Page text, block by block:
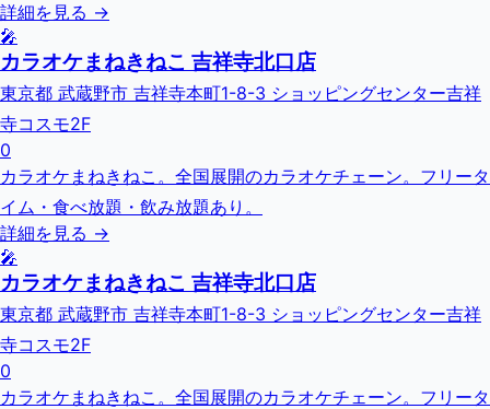
詳細を見る →
🎤
カラオケまねきねこ 吉祥寺北口店
東京都 武蔵野市 吉祥寺本町1-8-3 ショッピングセンター吉祥
寺コスモ2F
0
カラオケまねきねこ。全国展開のカラオケチェーン。フリータ
イム・食べ放題・飲み放題あり。
詳細を見る →
🎤
カラオケまねきねこ 吉祥寺北口店
東京都 武蔵野市 吉祥寺本町1-8-3 ショッピングセンター吉祥
寺コスモ2F
0
カラオケまねきねこ。全国展開のカラオケチェーン。フリータ